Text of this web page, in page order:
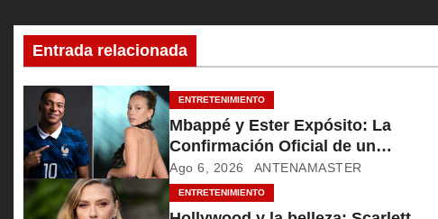
c
i
ó
n
d
Entrada relacionada
ENTRETENIMIENTO
Mbappé y Ester Expósito: La
Confirmación Oficial de un
Romance Global
Ago 6, 2026 ANTENAMASTER
ENTRETENIMIENTO